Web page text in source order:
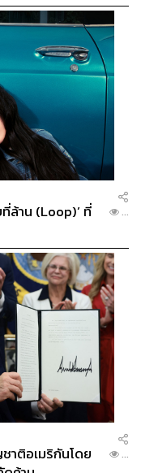
ที่ล้าน (Loop)’ ที่
...
าติอเมริกันโดย
...